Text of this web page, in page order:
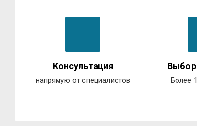
Консультация
напрямую от специалистов
Выбор
Более